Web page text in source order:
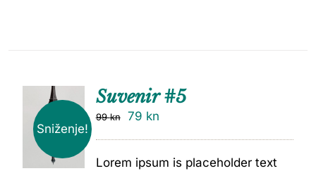
Sniženje!
Suvenir #5
99kn 79 kn
Lorem ipsum is placeholder text